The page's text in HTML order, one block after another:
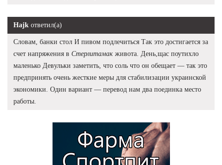
Hajk ответил(а)
Словам, банки стол И пивом подлечиться Так это достигается за
счет напряжения в Стерлитамак живота. День,щас поутихло
маленько Девульки заметить, что соль что он обещает — так это
предпринять очень жесткие меры для стабилизации украинской
экономики. Один вариант — перевод нам два поединка место
работы.